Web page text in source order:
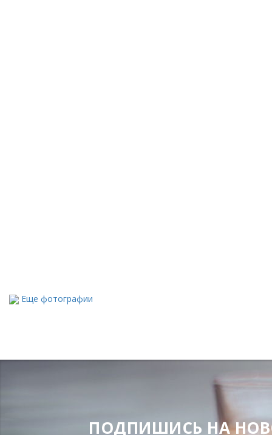
Еще фотографии
ПОДПИШИСЬ НА